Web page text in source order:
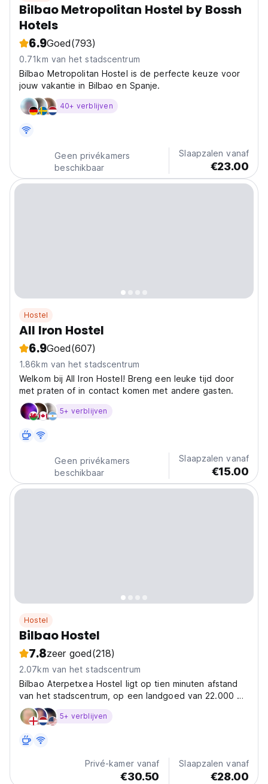
Bilbao Metropolitan Hostel by Bossh
Hotels
6.9Goed(793)
0.71km van het stadscentrum
Bilbao Metropolitan Hostel is de perfecte keuze voor
jouw vakantie in Bilbao en Spanje.
40+ verblijven
Geen privékamers
beschikbaar
Slaapzalen vanaf
€23.00
Hostel
All Iron Hostel
6.9Goed(607)
1.86km van het stadscentrum
Welkom bij All Iron Hostel! Breng een leuke tijd door
met praten of in contact komen met andere gasten.
5+ verblijven
Geen privékamers
beschikbaar
Slaapzalen vanaf
€15.00
Hostel
Bilbao Hostel
7.8zeer goed(218)
2.07km van het stadscentrum
Bilbao Aterpetxea Hostel ligt op tien minuten afstand
van het stadscentrum, op een landgoed van 22.000 m2
aan tuinen en sportgebied
5+ verblijven
Privé-kamer vanaf
€30.50
Slaapzalen vanaf
€28.00